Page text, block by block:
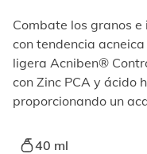
elemento
enfocable,
videos
pueden
Combate los granos
con tendencia
ligera Acniben®
con Zinc PCA y ácido
proporcionando un
40 ml